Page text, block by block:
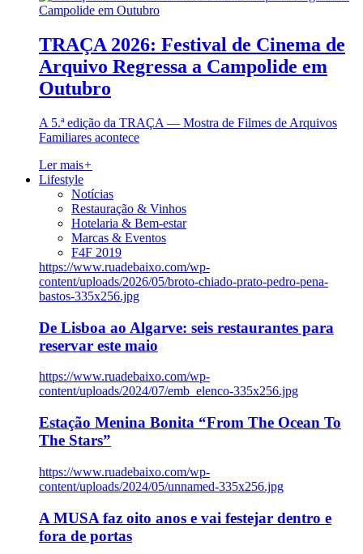
TRAÇA 2026: Festival de Cinema de
Arquivo Regressa a Campolide em
Outubro
A 5.ª edição da TRAÇA — Mostra de Filmes de Arquivos
Familiares acontece
Ler mais+
Lifestyle
Notícias
Restauração & Vinhos
Hotelaria & Bem-estar
Marcas & Eventos
F4F 2019
https://www.ruadebaixo.com/wp-
content/uploads/2026/05/broto-chiado-prato-pedro-pena-
bastos-335x256.jpg
De Lisboa ao Algarve: seis restaurantes para
reservar este maio
https://www.ruadebaixo.com/wp-
content/uploads/2024/07/emb_elenco-335x256.jpg
Estação Menina Bonita “From The Ocean To
The Stars”
https://www.ruadebaixo.com/wp-
content/uploads/2024/05/unnamed-335x256.jpg
A MUSA faz oito anos e vai festejar dentro e
fora de portas